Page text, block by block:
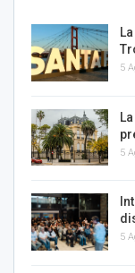
5
5
5